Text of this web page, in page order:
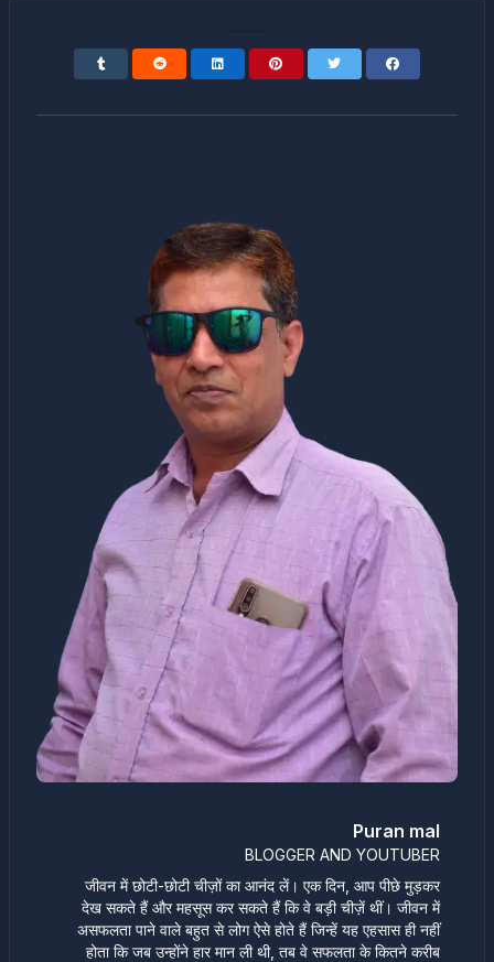
Puran mal
BLOGGER AND YOUTUBER
जीवन में छोटी-छोटी चीज़ों का आनंद लें। एक दिन, आप पीछे मुड़कर
देख सकते हैं और महसूस कर सकते हैं कि वे बड़ी चीज़ें थीं। जीवन में
असफलता पाने वाले बहुत से लोग ऐसे होते हैं जिन्हें यह एहसास ही नहीं
होता कि जब उन्होंने हार मान ली थी, तब वे सफलता के कितने करीब